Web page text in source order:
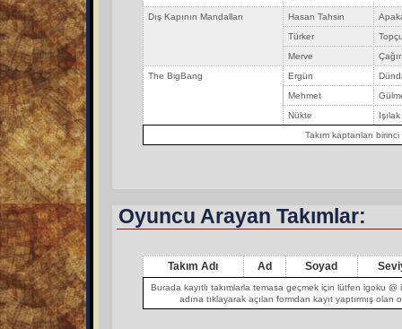
Takım kaptanları
Dış Kapının Mandalları
Hasan Tahsin
Türker
Merve
The BigBang
Ergün
Mehmet
Nükte
Işılak
Oyuncu Arayan Takımlar:
Takım Adı Ad Soyad
Burada kayıtlı takımlarla temasa geçmek için lütfen igoku
adına tıklayarak açılan formdan kayıt yaptırmış